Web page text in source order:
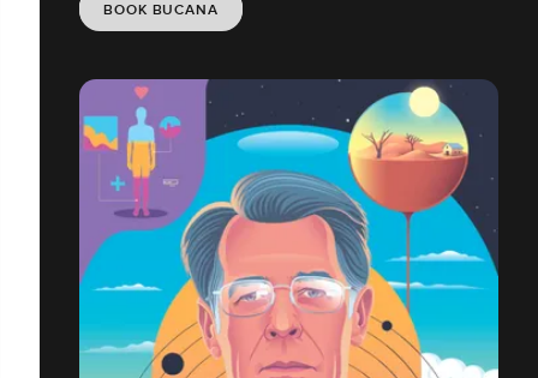
BOOK BUCANA